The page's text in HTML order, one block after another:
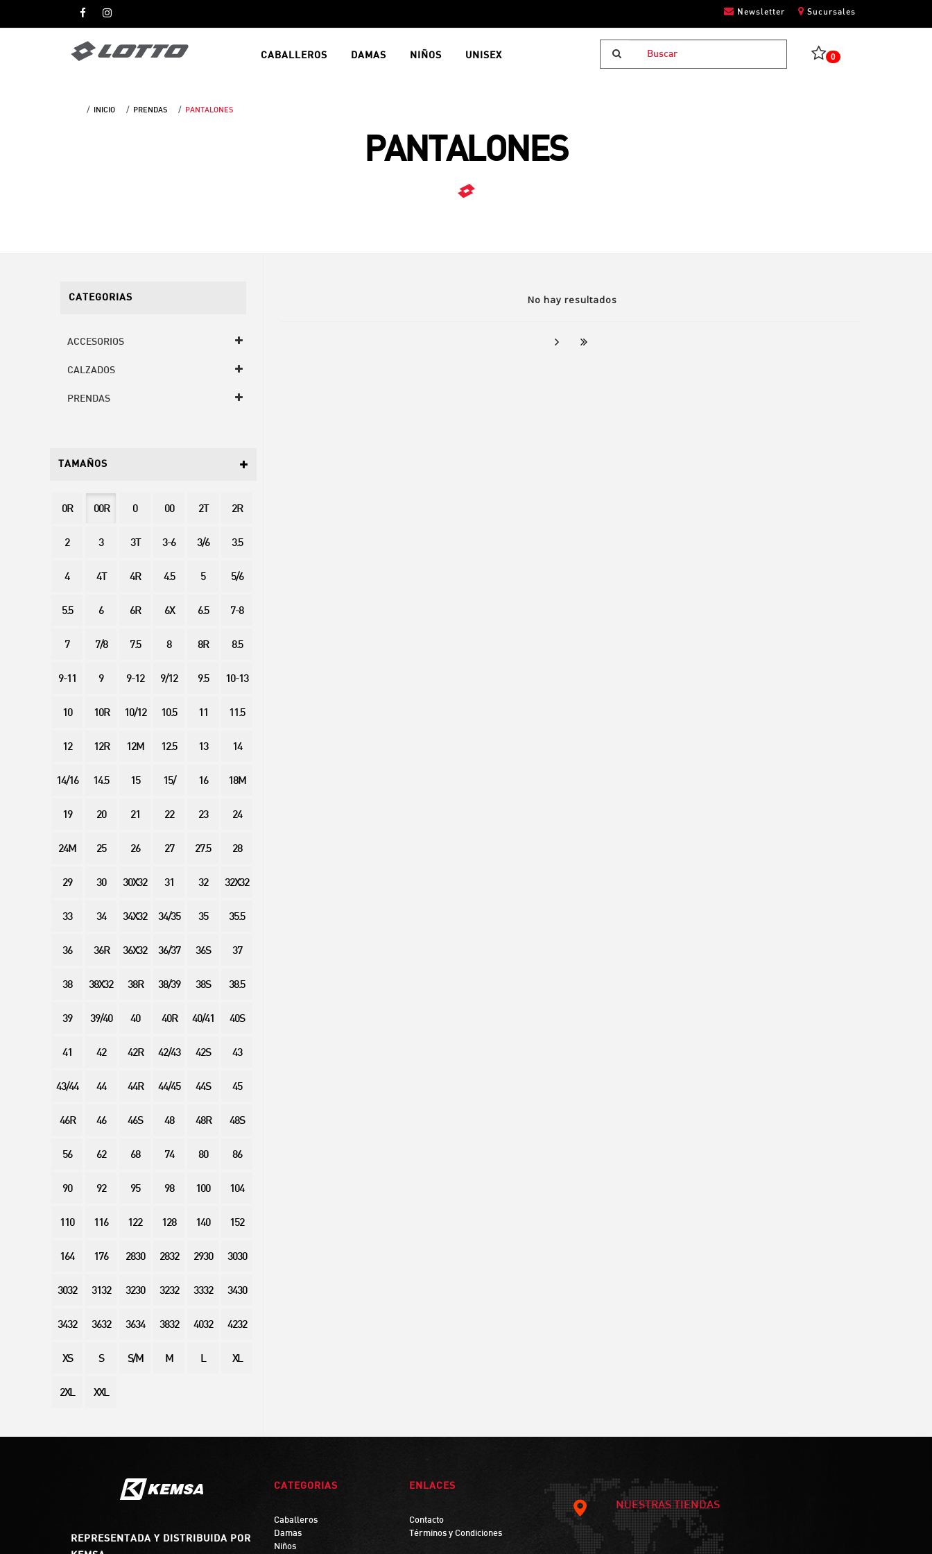
Newsletter Sucursales
0
CABALLEROS DAMAS NIÑOS UNISEX
INICIO PRENDAS PANTALONES
PANTALONES
No hay resultados
CATEGORIAS
ACCESORIOS
CALZADOS
PRENDAS
TAMAÑOS
0R 00R 0 00 2T 2R
2 3 3T 3-6 3/6 3.5
4 4T 4R 4.5 5 5/6
5.5 6 6R 6X 6.5 7-8
7 7/8 7.5 8 8R 8.5
9-11 9 9-12 9/12 9.5 10-13
10 10R 10/12 10.5 11 11.5
12 12R 12M 12.5 13 14
14/16 14.5 15 15/ 16 18M
19 20 21 22 23 24
24M 25 26 27 27.5 28
29 30 30X32 31 32 32X32
33 34 34X32 34/35 35 35.5
36 36R 36X32 36/37 36S 37
38 38X32 38R 38/39 38S 38.5
39 39/40 40 40R 40/41 40S
41 42 42R 42/43 42S 43
43/44 44 44R 44/45 44S 45
46R 46 46S 48 48R 48S
56 62 68 74 80 86
90 92 95 98 100 104
110 116 122 128 140 152
164 176 2830 2832 2930 3030
3032 3132 3230 3232 3332 3430
3432 3632 3634 3832 4032 4232
XS S S/M M L XL
2XL XXL
REPRESENTADA Y DISTRIBUIDA POR
CATEGORIAS
Caballeros
Damas
Niños
ENLACES
Contacto
Términos y Condiciones
NUESTRAS TIENDAS